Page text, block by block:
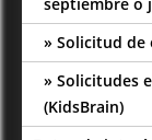
Solicitud de
Solicitudes
(KidsBrain)